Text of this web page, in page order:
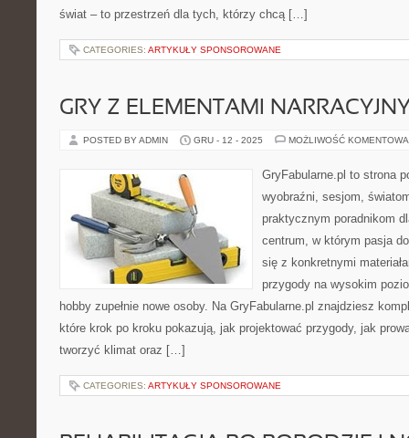
świat – to przestrzeń dla tych, którzy chcą […]
CATEGORIES: ARTYKUŁY SPONSOROWANE
GRY Z ELEMENTAMI
POSTED BY ADMIN GRU - 12 - 2025 MOŻLIWOŚĆ
GryFabularne.pl to strona
wyobraźni, sesjom,
praktycznym poradnikom
centrum, w którym pasja
się z konkretnymi
przygody na wysokim
hobby zupełnie nowe osoby. Na GryFabularne.pl znajdziesz
które krok po kroku pokazują, jak projektować przygody, jak
tworzyć klimat oraz […]
CATEGORIES: ARTYKUŁY SPONSOROWANE